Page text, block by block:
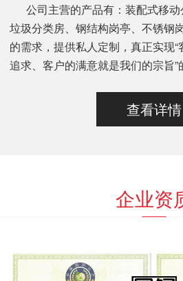
公司主营的产品有：装配式移动
垃圾分类房、钢结构岗亭、不锈钢
的需求，提供私人定制，真正实现
追求、客户的满意就是我们的宗旨”
查看详情
企业资